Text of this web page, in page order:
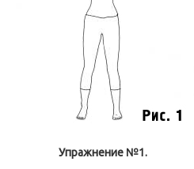
Упражнение №1.